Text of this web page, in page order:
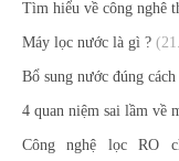
Tìm hiểu về công nghê
Máy lọc nước là gì ?
Bổ sung nước đúng
4 quan niệm sai lầm về
Công nghệ lọc RO